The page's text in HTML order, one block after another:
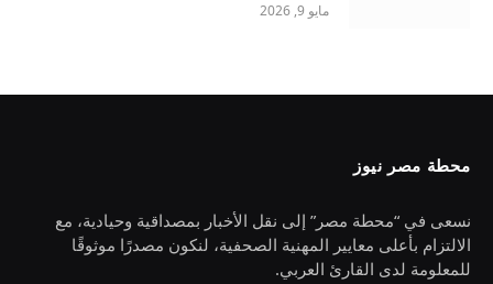
مايو 9, 2026
محطة مصر نيوز
نسعى في “محطة مصر” إلى نقل الأخبار بمصداقية وحيادية، مع
الالتزام بأعلى معايير المهنية الصحفية، لنكون مصدرًا موثوقًا
للمعلومة لدى القارئ العربي.